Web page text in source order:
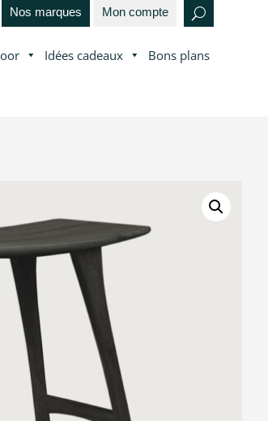
Nos marques Mon compte
Idées cadeaux Bons plans